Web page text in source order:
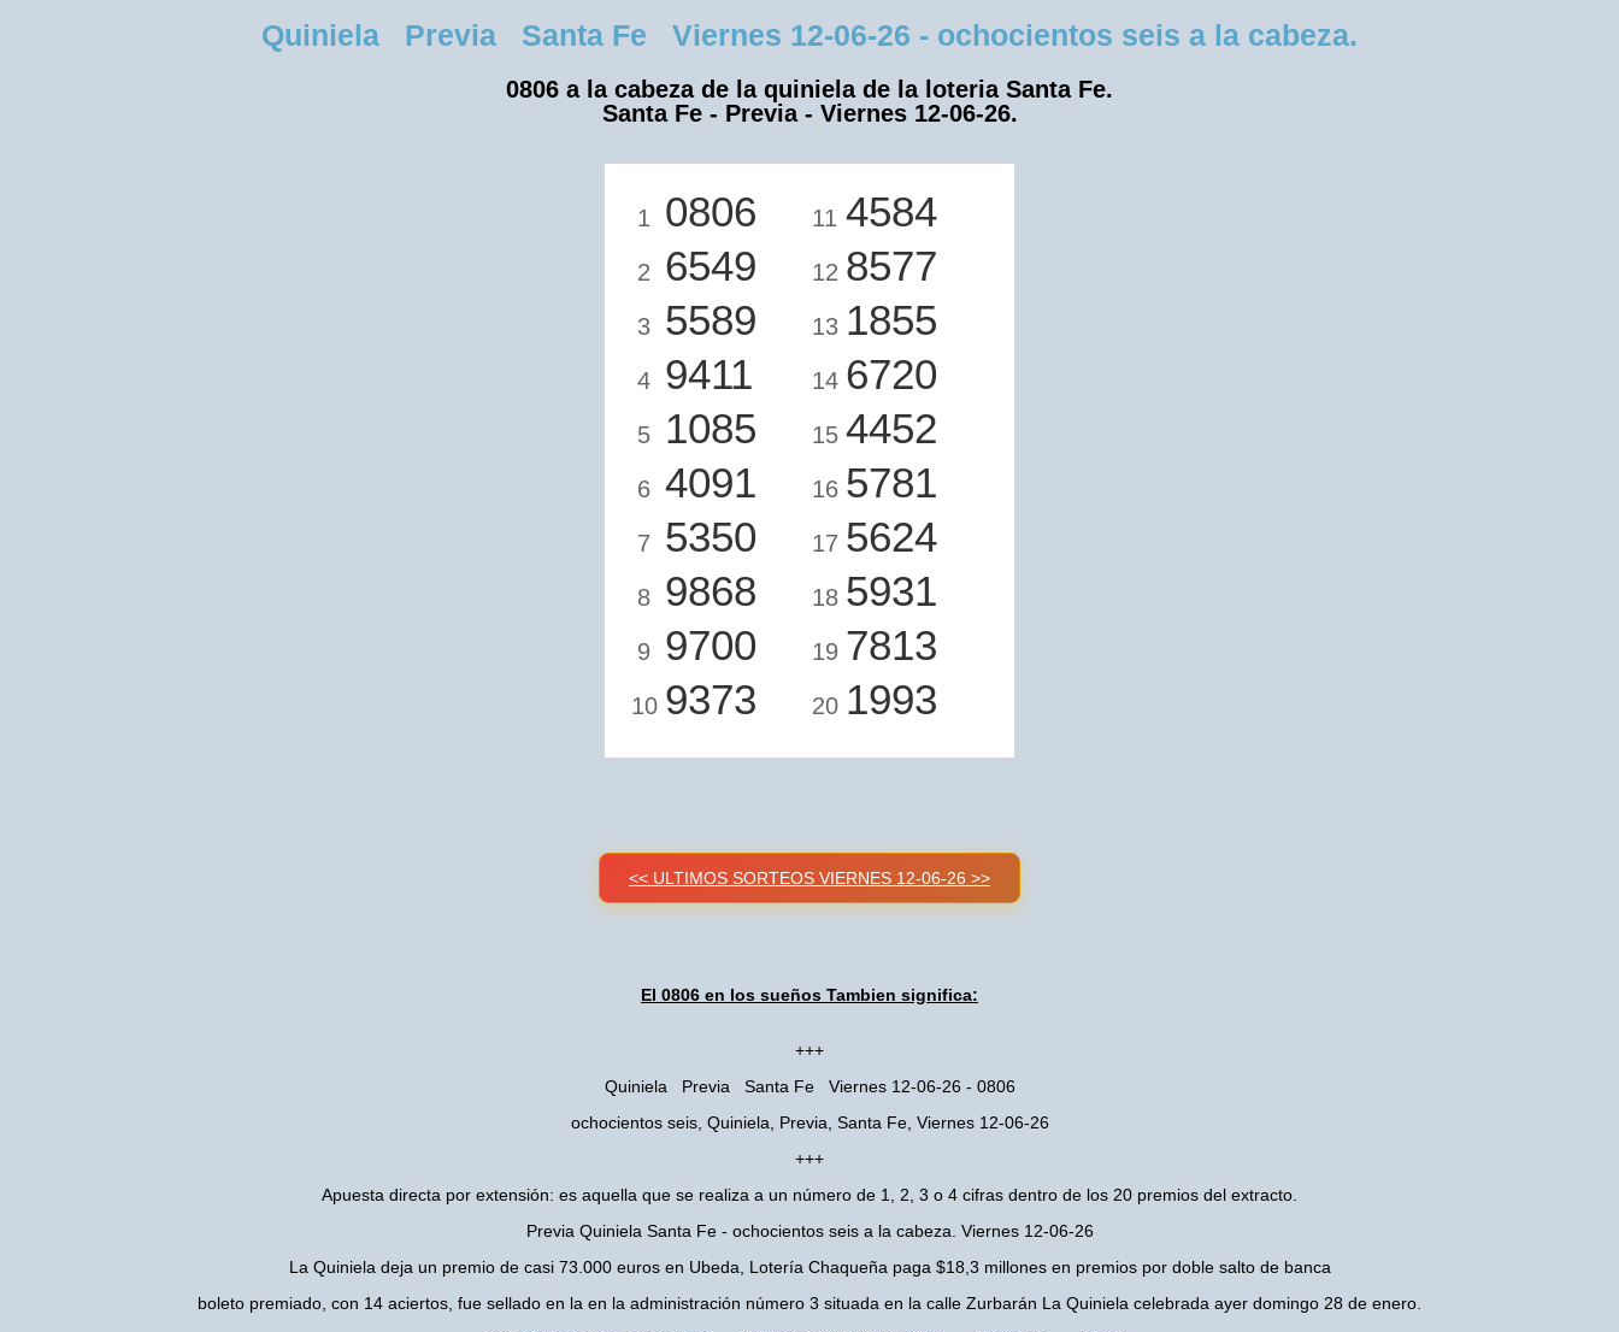
Quiniela Previa Santa Fe Viernes 12-06-26 - ochocientos seis a la cabeza.
0806 a la cabeza de la quiniela de la loteria Santa Fe.
Santa Fe - Previa - Viernes 12-06-26.
1 0806
2 6549
3 5589
4 9411
5 1085
6 4091
7 5350
8 9868
9 9700
10 9373
11 4584
12 8577
13 1855
14 6720
15 4452
16 5781
17 5624
18 5931
19 7813
20 1993
<< ULTIMOS SORTEOS VIERNES 12-06-26 >>
El 0806 en los sueños Tambien significa:
+++
Quiniela Previa Santa Fe Viernes 12-06-26 - 0806
ochocientos seis, Quiniela, Previa, Santa Fe, Viernes 12-06-26
+++
Apuesta directa por extensión: es aquella que se realiza a un número de 1, 2, 3 o 4 cifras dentro de los 20 premios del extracto.
Previa Quiniela Santa Fe - ochocientos seis a la cabeza. Viernes 12-06-26
La Quiniela deja un premio de casi 73.000 euros en Ubeda, Lotería Chaqueña paga $18,3 millones en premios por doble salto de banca
boleto premiado, con 14 aciertos, fue sellado en la en la administración número 3 situada en la calle Zurbarán La Quiniela celebrada ayer domingo 28 de enero.